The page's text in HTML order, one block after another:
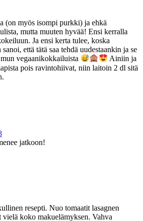
(on myös isompi purkki) ja ehkä
mutta muuten hyvää! Ensi kerralla
Ja ensi kerta tulee, koska
että tätä saa tehdä uudestaankin ja se
vegaanikokkailuista
Ainiin ja
pois ravintohiivat, niin laitoin 2 dl sitä
jatkoon!
resepti. Nuo tomaatit lasagnen
vielä koko makuelämyksen. Vahva